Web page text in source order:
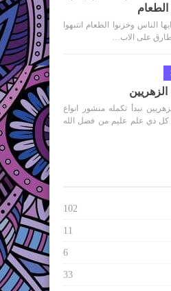
الطعام
الناس وخزنوا الطعام انتبهوا
على الاب…
نبدأ تكمله منشور انواع
كل ذي علم عليم من فضل الله
102
11
6
33